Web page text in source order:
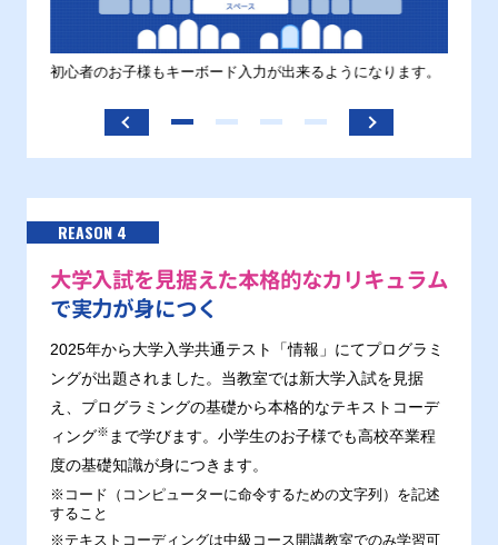
初心者のお子様もキーボード入力が出来るようになります。
REASON 4
大学入試を見据えた本格的なカリキュラム
で実力が身につく
2025年から大学入学共通テスト「情報」にてプログラミ
ングが出題されました。当教室では新大学入試を見据
え、プログラミングの基礎から本格的なテキストコーデ
ィング※ まで学びます。小学生のお子様でも高校卒業程
度の基礎知識が身につきます。
※コード（コンピューターに命令するための文字列）を記述
すること
※テキストコーディングは中級コース開講教室でのみ学習可